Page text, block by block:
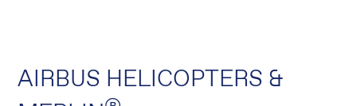
AIRBUS HELICOPTERS &